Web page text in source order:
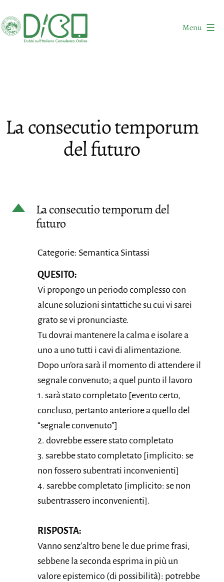
al
contenuto
Online
Menu
La consecutio temporum
del futuro
D
La consecutio temporum del
futuro
Categorie: Semantica Sintassi
QUESITO:
Vi propongo un periodo complesso con
alcune soluzioni sintattiche su cui vi sarei
grato se vi pronunciaste.
Tu dovrai mantenere la calma e isolare a
uno a uno tutti i cavi di alimentazione.
Dopo un’ora sarà il momento di attendere il
segnale convenuto; a quel punto il lavoro
1. sarà stato completato [evento certo,
concluso, pertanto anteriore a quello del
“segnale convenuto”]
2. dovrebbe essere stato completato
3. sarebbe stato completato [implicito: se
non fossero subentrati inconvenienti]
4. sarebbe completato [implicito: se non
subentrassero inconvenienti].
RISPOSTA:
Vanno senz’altro bene le due prime frasi,
sebbene la seconda esprima in più un
valore epistemico (di possibilità): potrebbe